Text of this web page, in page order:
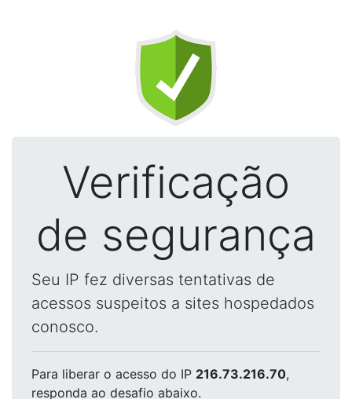
Verificação
de segurança
Seu IP fez diversas tentativas de
acessos suspeitos a sites hospedados
conosco.
Para liberar o acesso do IP 216.73.216.70,
responda ao desafio abaixo.